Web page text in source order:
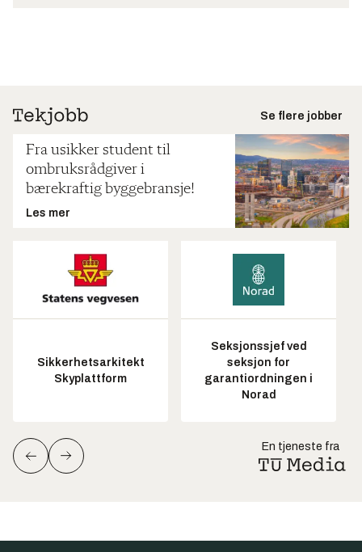
Se flere jobber
Fra usikker student til
ombruksrådgiver i
bærekraftig byggebransje!
Les mer
Sikkerhetsarkitekt
Skyplattform
Seksjonssjef ved
seksjon for
garantiordningen i
Norad
En tjeneste fra